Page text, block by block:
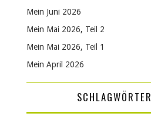
Mein Juni 2026
Mein Mai 2026, Teil 2
Mein Mai 2026, Teil 1
Mein April 2026
SCHLAGWÖRTER